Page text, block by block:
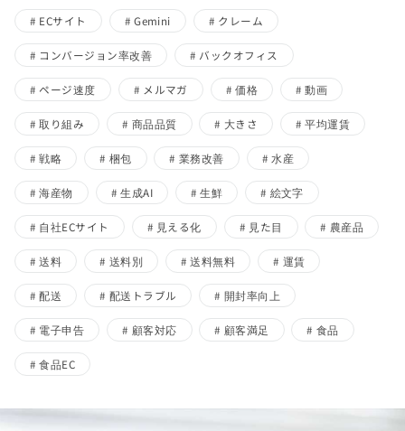
ECサイト Gemini クレーム
コンバージョン率改善 バックオフィス
ページ速度 メルマガ 価格 動画
取り組み 商品品質 大きさ 平均運賃
戦略 梱包 業務改善 水産
海産物 生成AI 生鮮 絵文字
自社ECサイト 見える化 見た目 農産品
送料 送料別 送料無料 運賃
配送 配送トラブル 開封率向上
電子申告 顧客対応 顧客満足 食品
食品EC